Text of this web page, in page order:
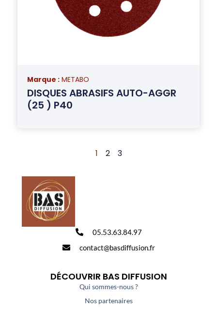
Marque : METABO
DISQUES ABRASIFS AUTO-AGGR
(25 ) P40
1 2 3
05.53.63.84.97
contact@basdiffusion.fr
DÉCOUVRIR BAS DIFFUSION
Qui sommes-nous ?
Nos partenaires